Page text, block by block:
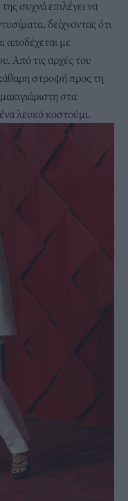
συχνά επιλέγει να
δείχνοντας ότι
αποδέχεται με
Από τις αρχές του
στροφή προς τη
στα
λευκό κοστούμι.